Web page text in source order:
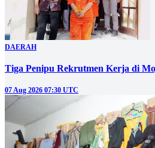
DAERAH
Tiga Penipu Rekrutmen Kerja di
07 Aug 2026 07:30 UTC